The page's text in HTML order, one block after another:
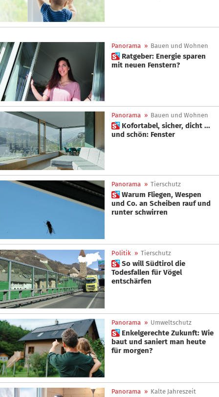
Panorama » Bauen und Wohnen
 Ratgeber: Energie sparen
mit neuen Fenstern?
Panorama » Bauen und Wohnen
 Kofortabel, sicher, dicht ...
und schön: Fenster
Panorama » Tierschutz
 Warum Fliegen, Wespen
und Co. an Scheiben rauf und
runter schwirren
Politik » Tierschutz
 So will Südtirol die
Todesfallen für Vögel
entschärfen
Panorama » Umweltschutz
 Enkelgerechte Zukunft: Wie
baut und saniert man heute
für morgen?
Panorama » Kalte Jahreszeit